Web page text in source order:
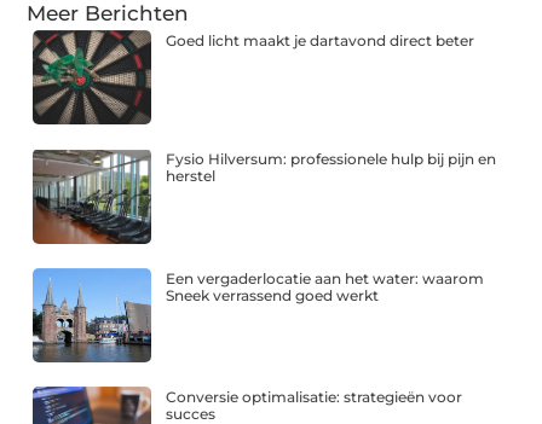
Meer Berichten
Goed licht maakt je dartavond direct beter
Fysio Hilversum: professionele hulp bij pijn en
herstel
Een vergaderlocatie aan het water: waarom
Sneek verrassend goed werkt
Conversie optimalisatie: strategieën voor
succes